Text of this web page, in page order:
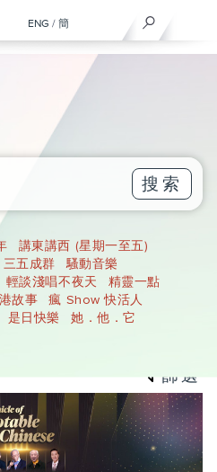
ENG / 簡
搜索
講東講西 (星期一至五)
三五成群
騷動音樂
輕談淺唱不夜天
精靈一點
故事
瘋 Show 快活人
是日快樂
她．他．它
篩選